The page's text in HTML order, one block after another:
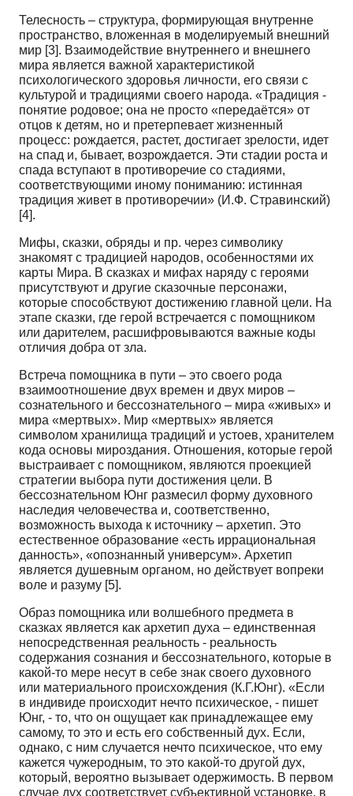
Телесность – структура, формирующая внутренне
пространство, вложенная в моделируемый внешний
мир [3]. Взаимодействие внутреннего и внешнего
мира является важной характеристикой
психологического здоровья личности, его связи с
культурой и традициями своего народа. «Традиция -
понятие родовое; она не просто «передаётся» от
отцов к детям, но и претерпевает жизненный
процесс: рождается, растет, достигает зрелости, идет
на спад и, бывает, возрождается. Эти стадии роста и
спада вступают в противоречие со стадиями,
соответствующими иному пониманию: истинная
традиция живет в противоречии» (И.Ф. Стравинский)
[4].
Мифы, сказки, обряды и пр. через символику
знакомят с традицией народов, особенностями их
карты Мира. В сказках и мифах наряду с героями
присутствуют и другие сказочные персонажи,
которые способствуют достижению главной цели. На
этапе сказки, где герой встречается с помощником
или дарителем, расшифровываются важные коды
отличия добра от зла.
Встреча помощника в пути – это своего рода
взаимоотношение двух времен и двух миров –
сознательного и бессознательного – мира «живых» и
мира «мертвых». Мир «мертвых» является
символом хранилища традиций и устоев, хранителем
кода основы мироздания. Отношения, которые герой
выстраивает с помощником, являются проекцией
стратегии выбора пути достижения цели. В
бессознательном Юнг размесил форму духовного
наследия человечества и, соответственно,
возможность выхода к источнику – архетип. Это
естественное образование «есть иррациональная
данность», «опознанный универсум». Архетип
является душевным органом, но действует вопреки
воле и разуму [5].
Образ помощника или волшебного предмета в
сказках является как архетип духа – единственная
непосредственная реальность - реальность
содержания сознания и бессознательного, которые в
какой-то мере несут в себе знак своего духовного
или материального происхождения (К.Г.Юнг). «Если
в индивиде происходит нечто психическое, - пишет
Юнг, - то, что он ощущает как принадлежащее ему
самому, то это и есть его собственный дух. Если,
однако, с ним случается нечто психическое, что ему
кажется чужеродным, то это какой-то другой дух,
который, вероятно вызывает одержимость. В первом
случае дух соответствует субъективной установке, в